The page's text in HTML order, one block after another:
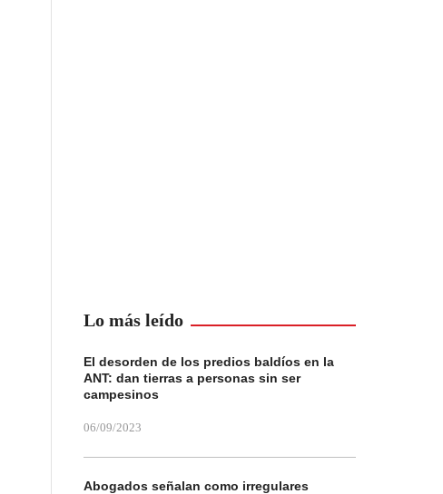
Lo más leído
El desorden de los predios baldíos en la
ANT: dan tierras a personas sin ser
campesinos
06/09/2023
Abogados señalan como irregulares